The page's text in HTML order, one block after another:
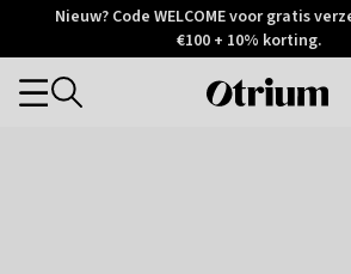
Otrium
Trustpilot
Nieuw? Code WELCOME voor gratis
€100 + 10% korting.
Otrium
Categories